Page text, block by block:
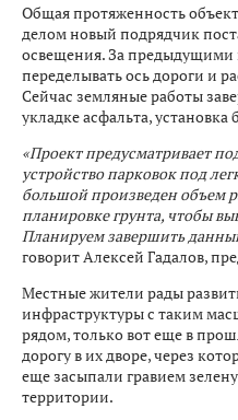
Общая протяженность
делом новый подрядчик
освещения. За предыдущими
переделывать ось дороги и
Сейчас земляные работы
укладке асфальта,
«Проект предусматривает
устройство парковок под
большой произведен объем
планировке грунта, чтобы
Планируем завершить
говорит Алексей Гадалов,
Местные жители рады
инфраструктуры с таким
рядом, только вот еще в
дорогу в их дворе, через
еще засыпали гравием
территории.